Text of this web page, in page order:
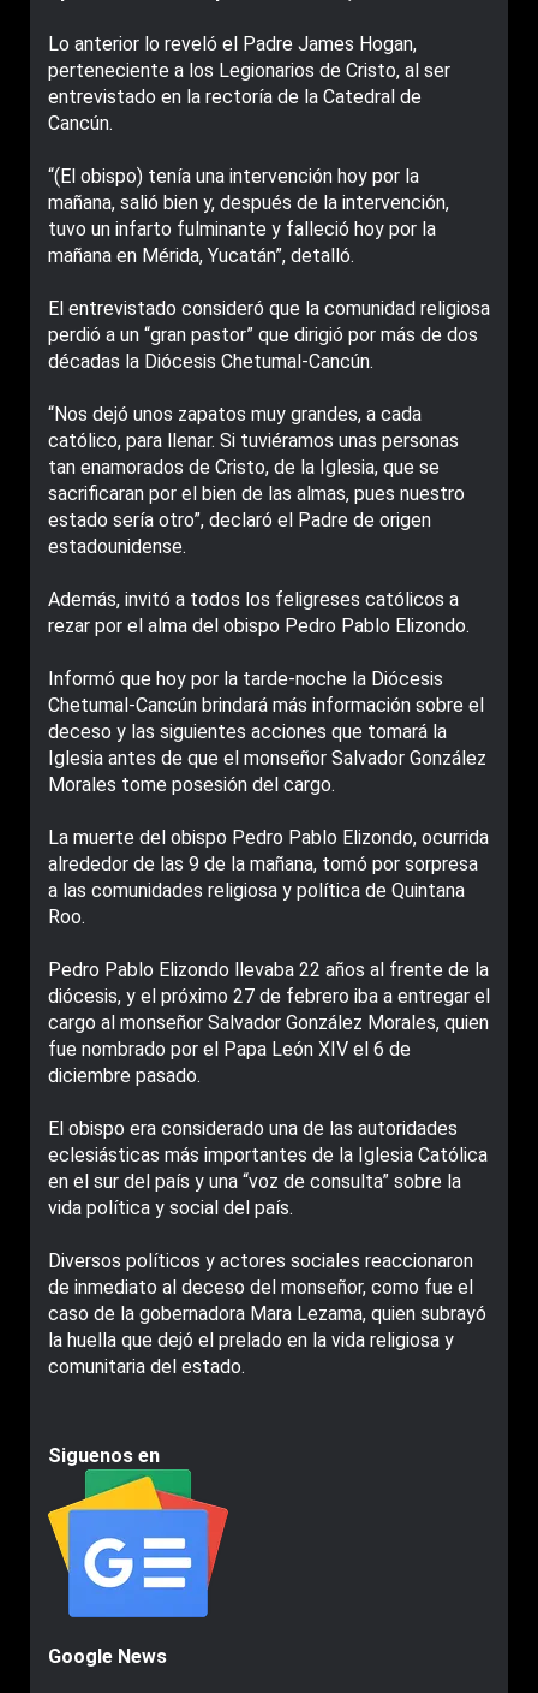
Lo anterior lo reveló el Padre James Hogan,
perteneciente a los Legionarios de Cristo, al ser
entrevistado en la rectoría de la Catedral de
Cancún.
“(El obispo) tenía una intervención hoy por la
mañana, salió bien y, después de la intervención,
tuvo un infarto fulminante y falleció hoy por la
mañana en Mérida, Yucatán”, detalló.
El entrevistado consideró que la comunidad religiosa
perdió a un “gran pastor” que dirigió por más de dos
décadas la Diócesis Chetumal-Cancún.
“Nos dejó unos zapatos muy grandes, a cada
católico, para llenar. Si tuviéramos unas personas
tan enamorados de Cristo, de la Iglesia, que se
sacrificaran por el bien de las almas, pues nuestro
estado sería otro”, declaró el Padre de origen
estadounidense.
Además, invitó a todos los feligreses católicos a
rezar por el alma del obispo Pedro Pablo Elizondo.
Informó que hoy por la tarde-noche la Diócesis
Chetumal-Cancún brindará más información sobre el
deceso y las siguientes acciones que tomará la
Iglesia antes de que el monseñor Salvador González
Morales tome posesión del cargo.
La muerte del obispo Pedro Pablo Elizondo, ocurrida
alrededor de las 9 de la mañana, tomó por sorpresa
a las comunidades religiosa y política de Quintana
Roo.
Pedro Pablo Elizondo llevaba 22 años al frente de la
diócesis, y el próximo 27 de febrero iba a entregar el
cargo al monseñor Salvador González Morales, quien
fue nombrado por el Papa León XIV el 6 de
diciembre pasado.
El obispo era considerado una de las autoridades
eclesiásticas más importantes de la Iglesia Católica
en el sur del país y una “voz de consulta” sobre la
vida política y social del país.
Diversos políticos y actores sociales reaccionaron
de inmediato al deceso del monseñor, como fue el
caso de la gobernadora Mara Lezama, quien subrayó
la huella que dejó el prelado en la vida religiosa y
comunitaria del estado.
Siguenos en
Google News